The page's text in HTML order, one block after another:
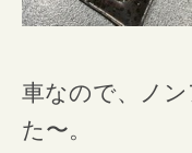
車なので、ノ
た〜。